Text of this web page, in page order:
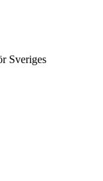
Sveriges